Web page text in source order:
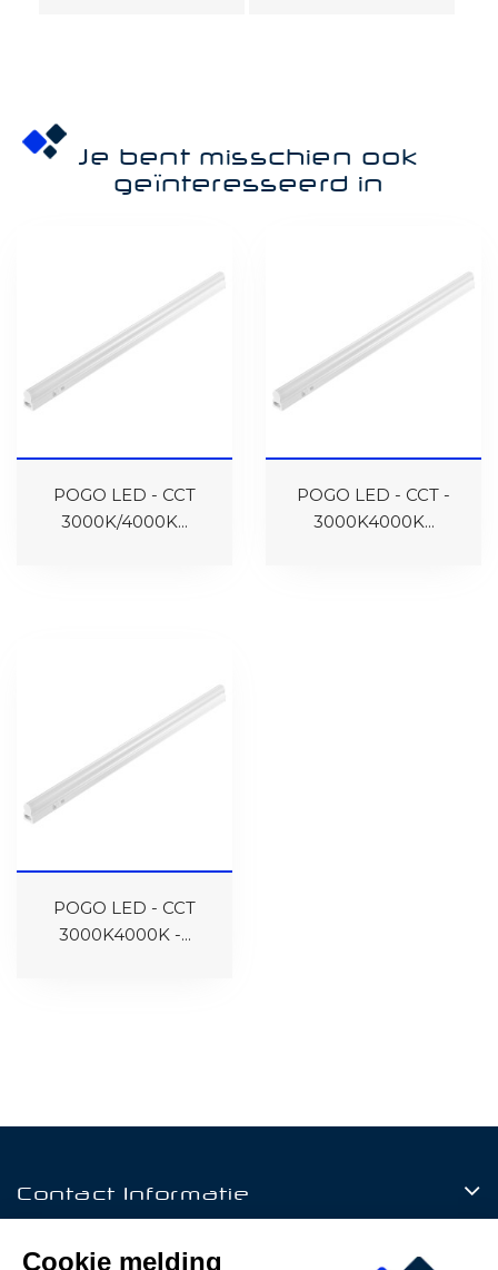
Je bent misschien ook
geïnteresseerd in
POGO LED - CCT
3000K/4000K...
POGO LED - CCT -
3000K4000K...
POGO LED - CCT
3000K4000K -...
Contact Informatie
Cookie melding